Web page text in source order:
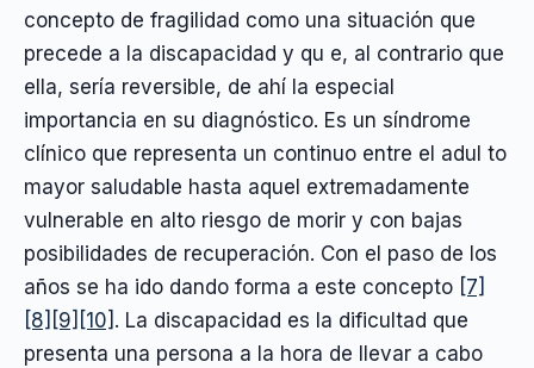
concepto de fragilidad como una situación que
precede a la discapacidad y qu e, al contrario que
ella, sería reversible, de ahí la especial
importancia en su diagnóstico. Es un síndrome
clínico que representa un continuo entre el adul to
mayor saludable hasta aquel extremadamente
vulnerable en alto riesgo de morir y con bajas
posibilidades de recuperación. Con el paso de los
años se ha ido dando forma a este concepto [7]
[8] [9] [10] . La discapacidad es la dificultad que
presenta una persona a la hora de llevar a cabo